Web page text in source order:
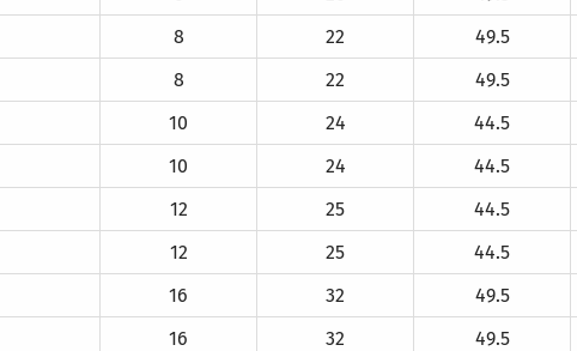
8 22 49.5
8 22 49.5
10 24 44.5
10 24 44.5
12 25 44.5
12 25 44.5
16 32 49.5
16 32 49.5